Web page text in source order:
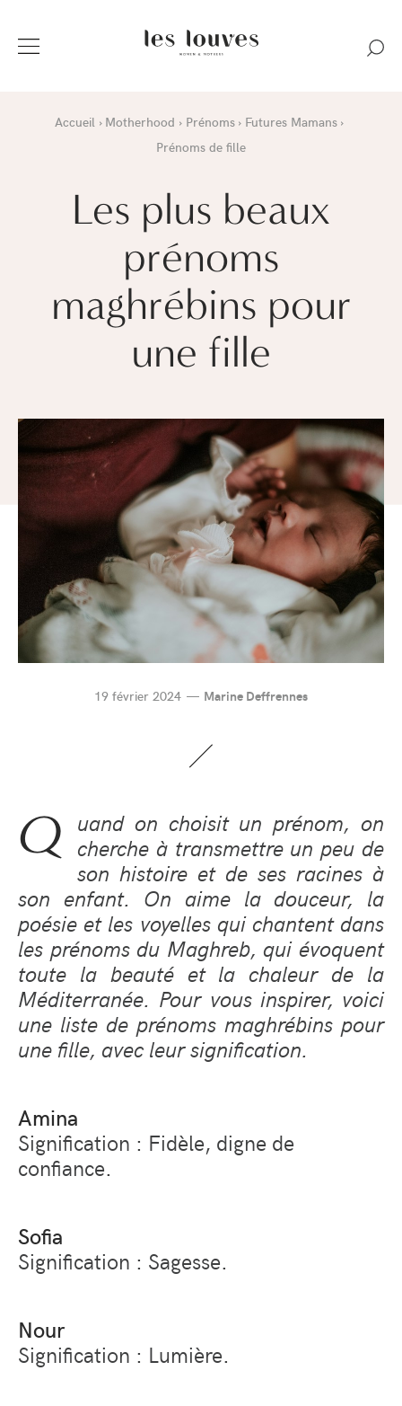
Accueil Motherhood Prénoms
Futures Mamans
Prénoms de fille
Les plus beaux
prénoms
maghrébins pour
une fille
19 février 2024 Marine Deffrennes
Q uand on choisit un prénom, on
cherche à transmettre un peu de
son histoire et de ses racines à
son enfant. On aime la douceur, la
poésie et les voyelles qui chantent dans
les prénoms du Maghreb, qui évoquent
toute la beauté et la chaleur de la
Méditerranée. Pour vous inspirer, voici
une liste de prénoms maghrébins pour
une fille, avec leur signification.
Amina
Signification : Fidèle, digne de
confiance.
Sofia
Signification : Sagesse.
Nour
Signification : Lumière.